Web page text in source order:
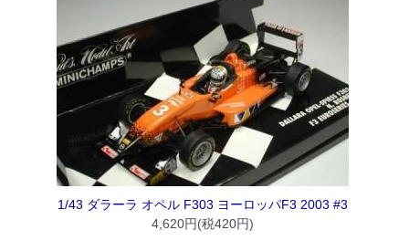
1/43 ダラーラ オペル F303 ヨーロッパF3 2003 #3
4,620円(税420円)